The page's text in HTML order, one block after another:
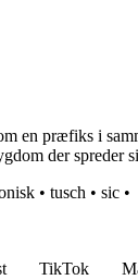
en præfiks i
der spreder
• tusch • sic •
TikTok